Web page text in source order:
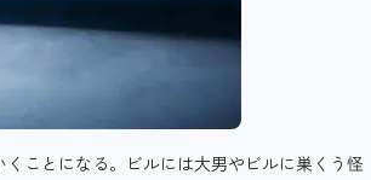
ことになる。ビルには大男やビルに巣くう怪